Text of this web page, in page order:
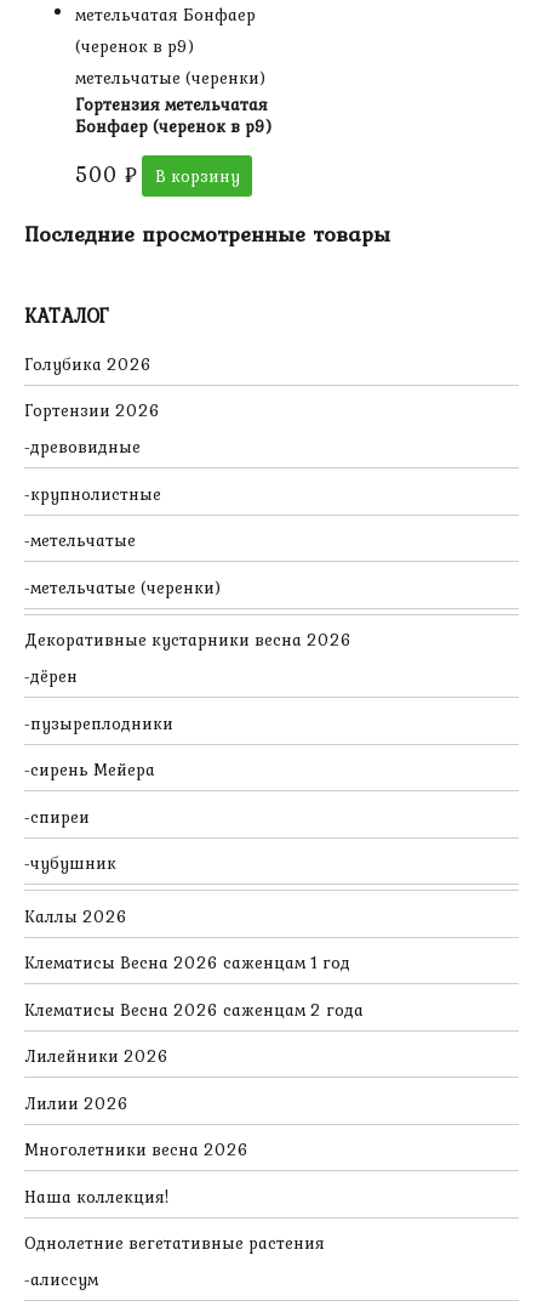
КАТАЛОГ
Голубика 2026
Гортензии 2026
древовидные
крупнолистные
метельчатые
метельчатые (черенки)
Декоративные кустарники весна 2026
дёрен
пузыреплодники
сирень Мейера
спиреи
чубушник
Каллы 2026
Клематисы Весна 2026 саженцам 1 год
Клематисы Весна 2026 саженцам 2 года
Лилейники 2026
Лилии 2026
Многолетники весна 2026
Наша коллекция!
Однолетние вегетативные растения
алиссум
метельчатые (черенки)
Гортензия метельчатая
Бонфаер (черенок в р9)
500 ₽ В корзину
Последние просмотренные товары